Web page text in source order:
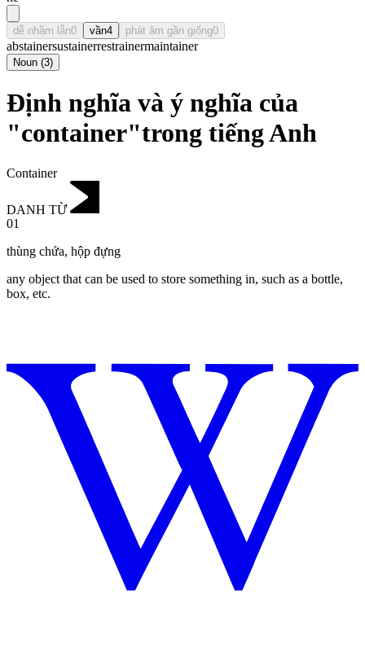
dễ nhầm lẫn0 vần4 phát âm gần giống0
abstainersustainerrestrainermaintainer
Noun (3)
Định nghĩa và ý nghĩa của
"container"trong tiếng Anh
Container
DANH TỪ
01
thùng chứa, hộp đựng
any object that can be used to store something in, such as a bottle,
box, etc.